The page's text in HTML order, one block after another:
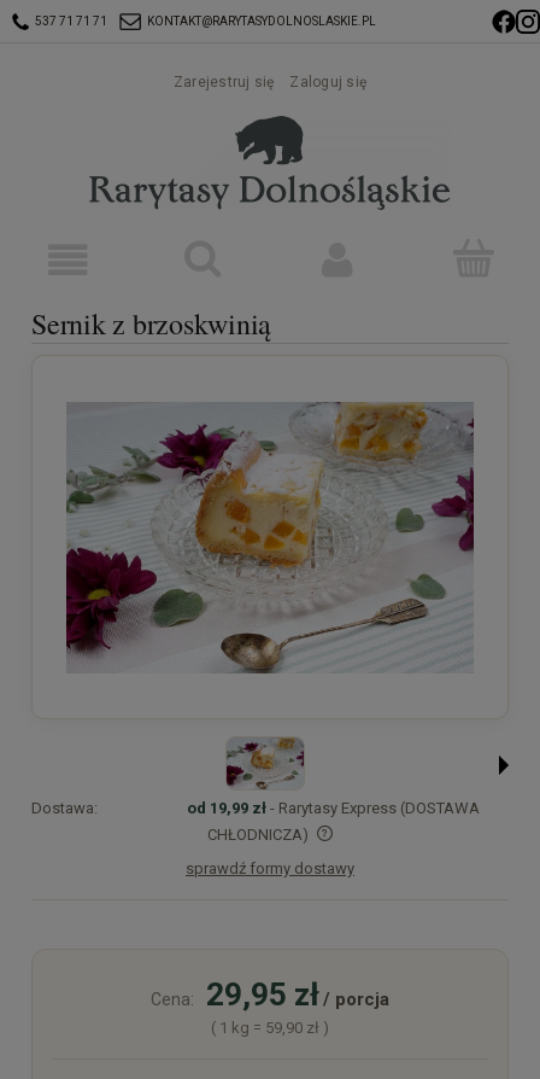
537 71 71 71 KONTAKT@RARYTASYDOLNOSLASKIE.PL
Zarejestruj się Zaloguj się
Sernik z brzoskwinią
Dostawa: od 19,99 zł - Rarytasy Express (DOSTAWA
CHŁODNICZA)
Cena nie zawiera ewentualnych kosztów płatności
sprawdź formy dostawy
Cena: 29,95 zł/ porcja
( 1 kg = 59,90 zł )